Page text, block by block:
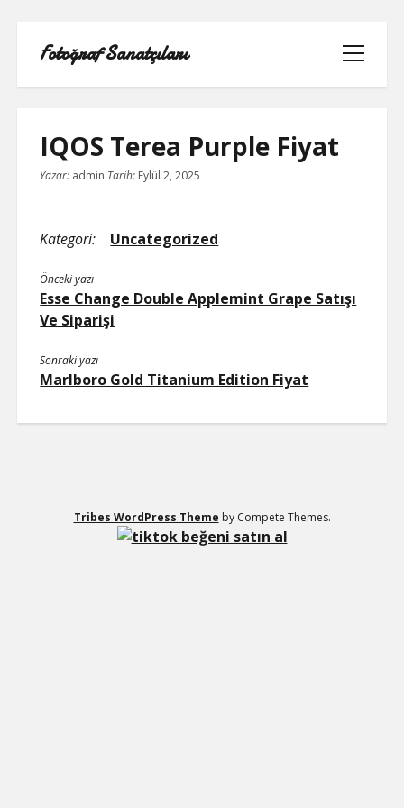
Fotoğraf Sanatçıları
menüyü
aç
SAYFA LISTESI
SPOTIFY TAKIPÇI HILESI EN İYI
TWITTER PROFIL RESMI SIĞMIYOR
YOUTUBE DISLIKE YÜKLEME HILESI
IQOS Terea Purple Fiyat
Yazar: admin Tarih: Eylül 2, 2025
Kategori: Uncategorized
Önceki yazı
Esse Change Double Applemint Grape Satışı
Ve Siparişi
Sonraki yazı
Marlboro Gold Titanium Edition Fiyat
Tribes WordPress Theme by Compete Themes.